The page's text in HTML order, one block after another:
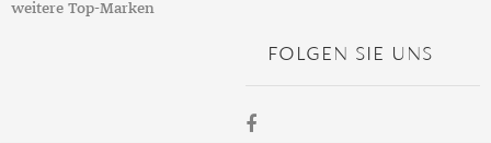
weitere Top-Marken
FOLGEN SIE UNS